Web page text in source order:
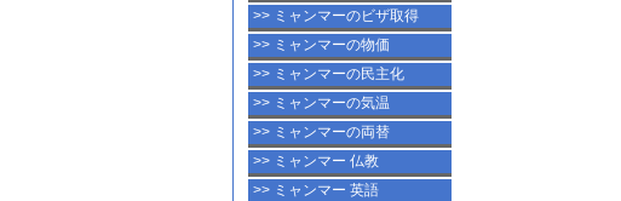
>> ミャンマーのビザ取得
>> ミャンマーの物価
>> ミャンマーの民主化
>> ミャンマーの気温
>> ミャンマーの両替
>> ミャンマー 仏教
>> ミャンマー 英語